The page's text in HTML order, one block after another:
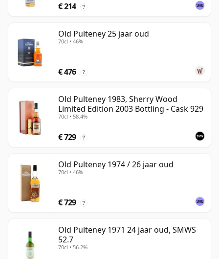
€ 214 ?
Old Pulteney 25 jaar oud
70cl • 46%
€ 476 ?
Old Pulteney 1983, Sherry Wood
Limited Edition 2003 Bottling - Cask 929
70cl • 58.4%
€ 729 ?
Old Pulteney 1974 / 26 jaar oud
70cl • 46%
€ 729 ?
Old Pulteney 1971 24 jaar oud, SMWS
52.7
70cl • 56.2%